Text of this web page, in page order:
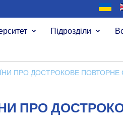
Підрозділи
ПРО ДОСТРОКОВЕ ПОВТОРНЕ
ПРО